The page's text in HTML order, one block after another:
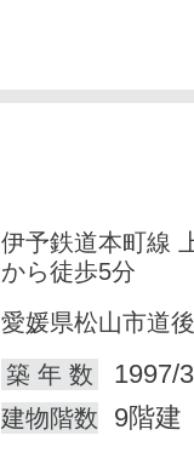
伊予鉄道本町線
から徒歩5分
愛媛県松山市道
築 年 数
1997/
建物階数 9階建